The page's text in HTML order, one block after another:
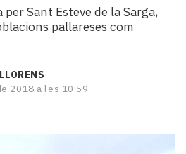
Sant Esteve de la Sarga,
pallareses com
2018 a les 10:59